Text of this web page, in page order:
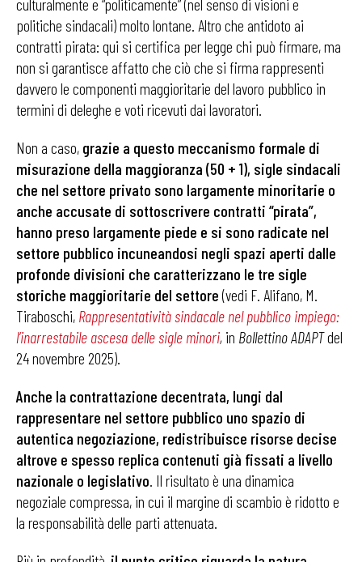
culturalmente e “politicamente” (nel senso di visioni e
politiche sindacali) molto lontane. Altro che antidoto ai
contratti pirata: qui si certifica per legge chi può firmare, ma
non si garantisce affatto che ciò che si firma rappresenti
davvero le componenti maggioritarie del lavoro pubblico in
termini di deleghe e voti ricevuti dai lavoratori.
Non a caso, grazie a questo meccanismo formale di
misurazione della maggioranza (50 + 1), sigle sindacali
che nel settore privato sono largamente minoritarie o
anche accusate di sottoscrivere contratti “pirata”,
hanno preso largamente piede e si sono radicate nel
settore pubblico incuneandosi negli spazi aperti dalle
profonde divisioni che caratterizzano le tre sigle
storiche maggioritarie del settore(vedi F. Alifano, M.
Tiraboschi, Rappresentatività sindacale nel pubblico impiego:
l’inarrestabile ascesa delle sigle minori, in Bollettino ADAPTdel
24 novembre 2025).
Anche la contrattazione decentrata, lungi dal
rappresentare nel settore pubblico uno spazio di
autentica negoziazione, redistribuisce risorse decise
altrove e spesso replica contenuti già fissati a livello
nazionale o legislativo. Il risultato è una dinamica
negoziale compressa, in cui il margine di scambio è ridotto e
la responsabilità delle parti attenuata.